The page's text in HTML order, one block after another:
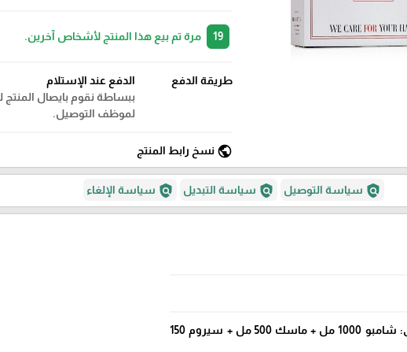
19 مرة تم بيع هذا المنتج لأشخاص آخرين.
طريقة الدفع
الدفع عند الإستلام
ببساطة نقوم بايصال المنتج
لموظف التوصيل.
public نسخ رابط المنتج
policy سياسة التوصيل policy سياسة التبديل policy سياسة الإلغاء
مجموعة باور إليمنت بدون أملاح تحتوي على: شامبو 1000 مل + ماسك 500 مل + سيروم 150